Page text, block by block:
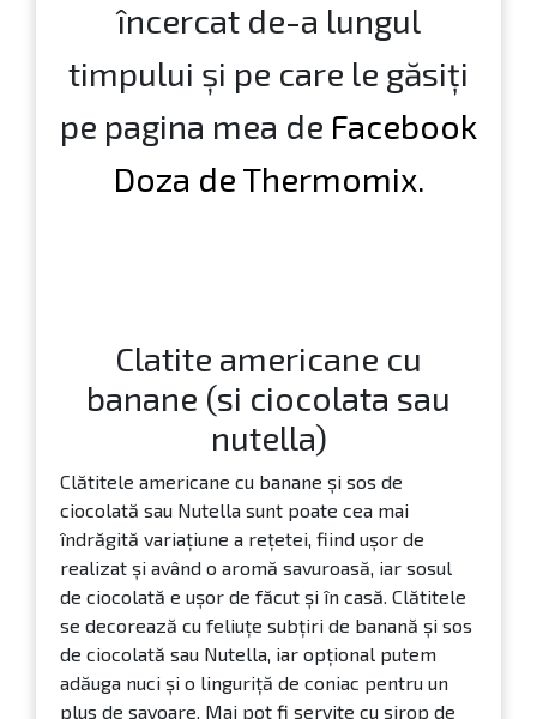
interesante și delicioase,
realizate tot la Thermomix.
Sunt rețete ce le-am
încercat de-a lungul
Doza de Thermomix.
Clatite americane cu
banane (si ciocolata sau